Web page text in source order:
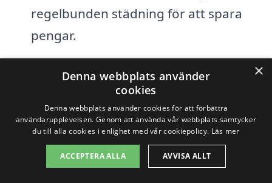
regelbunden städning för att spara
pengar.
Företag med högre kvalifikationer
eller fler års erfarenhet inom
städbranschen tenderar att ta ut
högre priser, men de kan också
×
Denna webbplats använder
cookies
Denna webbplats använder cookies för att förbättra
användarupplevelsen. Genom att använda vår webbplats samtycker
du till alla cookies i enlighet med vår cookiepolicy. Läs mer
ACCEPTERA ALLA AVVISA ALLT